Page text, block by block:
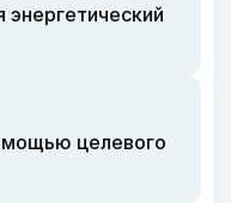
целевого